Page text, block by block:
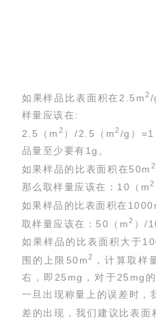
如果样品比表面积在2.5m2/
样量应该在:
2.5（m 2 ）/2.5（m2/g）=1
品量至少要有1g。
如果样品的比表面积在50m 2
那么取样量应该在：10（m2
如果样品的比表面积在
取样量应该在：50（m2 ）/
如果样品的比表面积大于
围的上限50m2 ，计算取样
右，即25mg，对于25mg
一旦出现称量上的误差时，
差的出现，我们建议比表面